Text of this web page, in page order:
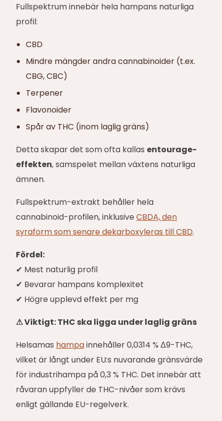
Fullspektrum innebär hela hampans naturliga
profil:
CBD
Mindre mängder andra cannabinoider (t.ex.
CBG, CBC)
Terpener
Flavonoider
Spår av THC (inom laglig gräns)
Detta skapar det som ofta kallas entourage-
effekten, samspelet mellan växtens naturliga
ämnen.
Fullspektrum-extrakt behåller hela
cannabinoid-profilen, inklusive CBDA, den
syraform som senare dekarboxyleras till CBD.
Fördel:
✔ Mest naturlig profil
✔ Bevarar hampans komplexitet
✔ Högre upplevd effekt per mg
⚠ Viktigt: THC ska ligga under laglig gräns
Helsamas hampainnehåller 0,0314 % Δ9-THC,
vilket är långt under EU:s nuvarande gränsvärde
för industrihampa på 0,3 % THC. Det innebär att
råvaran uppfyller de THC-nivåer som krävs
enligt gällande EU-regelverk.